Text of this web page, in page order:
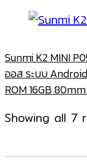
Sunmi K2 MINI
ออส ระบบ Android
ROM 16GB
Showing all 7